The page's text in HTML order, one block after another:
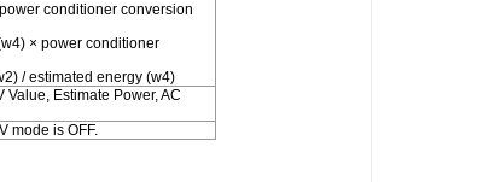
conditioner conversion
× power conditioner
/ estimated energy (w4)
Value, Estimate Power, AC
mode is OFF.